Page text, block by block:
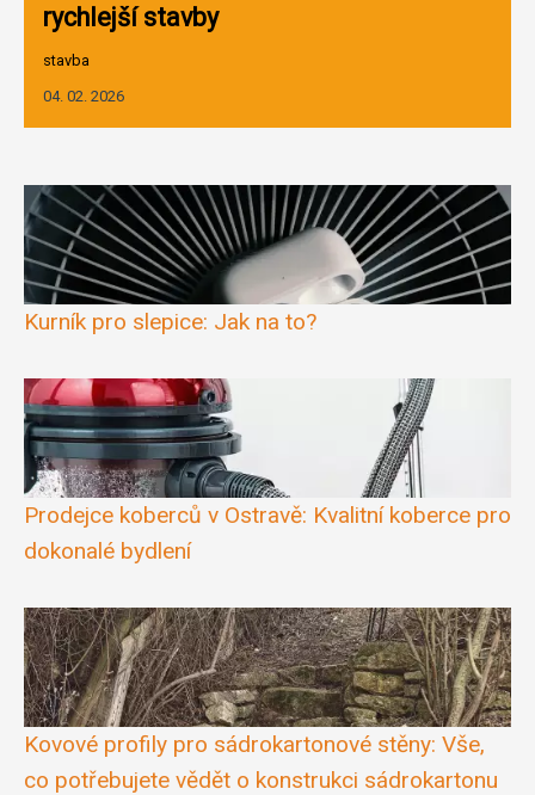
rychlejší stavby
stavba
04. 02. 2026
Kurník pro slepice: Jak na to?
Prodejce koberců v Ostravě: Kvalitní koberce pro
dokonalé bydlení
Kovové profily pro sádrokartonové stěny: Vše,
co potřebujete vědět o konstrukci sádrokartonu